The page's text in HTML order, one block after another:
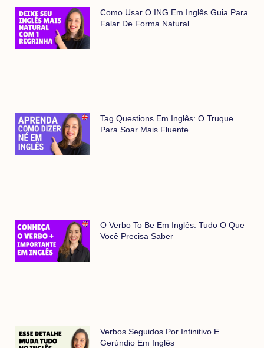
Como Usar O ING Em Inglês Guia Para
Falar De Forma Natural
Tag Questions Em Inglês: O Truque
Para Soar Mais Fluente
O Verbo To Be Em Inglês: Tudo O Que
Você Precisa Saber
Verbos Seguidos Por Infinitivo E
Gerúndio Em Inglês